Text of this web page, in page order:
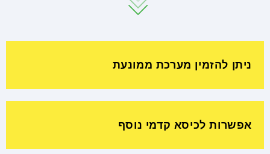
ניתן להזמין מערכת ממונעת
אפשרות לכיסא קדמי נוסף